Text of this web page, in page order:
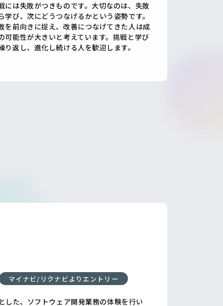
には失敗がつきものです。大切なのは、失敗
学び、次にどうつなげるかという姿勢です。
を前向きに捉え、改善につなげてきた人は成
可能性が大きいと考えています。挑戦と学び
り返し、進化し続ける人を歓迎します。
マイナビ/リクナビよりエントリー
た、ソフトウェア開発業務の体験を行い